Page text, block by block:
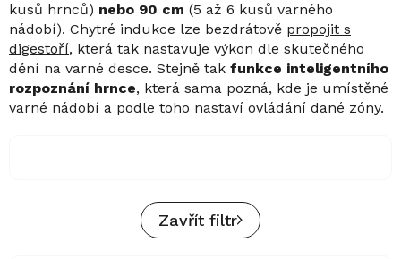
kusů hrnců) nebo 90 cm (5 až 6 kusů varného
nádobí). Chytré indukce lze bezdrátově propojit s
digestoří, která tak nastavuje výkon dle skutečného
dění na varné desce. Stejně tak funkce inteligentního
rozpoznání hrnce, která sama pozná, kde je umístěné
varné nádobí a podle toho nastaví ovládání dané zóny.
Zavřít filtr